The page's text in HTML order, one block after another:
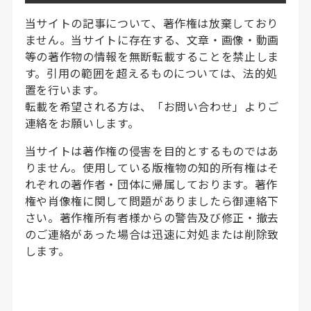
当サイトの記事について、著作権は放棄しており
ません。当サイトに存在する、文章・画像・動画
等の著作物の情報を無断転載することを禁止しま
す。引用の範囲を超えるものについては、法的処
置を行います。
転載を希望される方は、「お問い合わせ」よりご
連絡をお願いします。
当サイトは著作権の侵害を目的とするものではあ
りません。使用している版権物の知的所有権はそ
れぞれの著作者・団体に帰属しております。著作
権や肖像権に関して問題がありましたら御連絡下
さい。著作権所有者様からの警告及び修正・撤去
のご連絡があった場合は迅速に対処または削除致
します。